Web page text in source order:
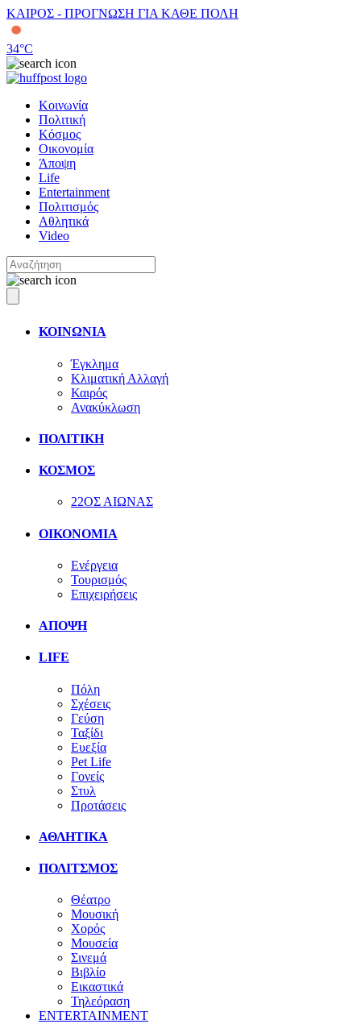
ΚΑΙΡΟΣ - ΠΡΟΓΝΩΣΗ ΓΙΑ ΚΑΘΕ ΠΟΛΗ
34°C
Κοινωνία
Πολιτική
Κόσμος
Οικονομία
Άποψη
Life
Entertainment
Πολιτισμός
Αθλητικά
Video
ΚΟΙΝΩΝΙΑ
Έγκλημα
Κλιματική Αλλαγή
Καιρός
Ανακύκλωση
ΠΟΛΙΤΙΚΗ
ΚΟΣΜΟΣ
22ΟΣ ΑΙΩΝΑΣ
ΟΙΚΟΝΟΜΙΑ
Ενέργεια
Τουρισμός
Επιχειρήσεις
ΑΠΟΨΗ
LIFE
Πόλη
Σχέσεις
Γεύση
Ταξίδι
Ευεξία
Pet Life
Γονείς
Στυλ
Προτάσεις
ΑΘΛΗΤΙΚΑ
ΠΟΛΙΤΣΜΟΣ
Θέατρο
Μουσική
Χορός
Μουσεία
Σινεμά
Βιβλίο
Εικαστικά
Τηλεόραση
ENTERTAINMENT